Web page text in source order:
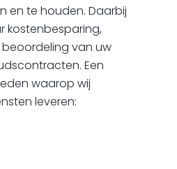
en te houden. Daarbij
kostenbesparing,
van uw
Een
waarop wij
leveren: